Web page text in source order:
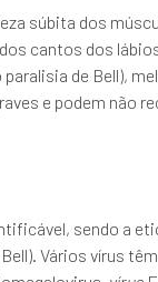
súbita dos
cantos dos
de Bell),
e podem não
sendo a
Vários vírus